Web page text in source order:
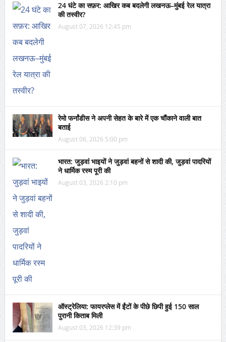
24 घंटे का सफ़र: आखिर कब बदलेगी लखनऊ–मुंबई रेल यात्रा
की तस्वीर?
August 07, 2026 12:45 pm
रेमो फर्नांडीस ने अपनी सेहत के बारे में एक चौंकाने वाली बात
बताई
August 06, 2026 5:00 pm
भारत: जुड़वां भाइयों ने जुड़वां बहनों से शादी की, जुड़वां पादरियों
ने धार्मिक रस्म पूरी की
August 03, 2026 2:10 pm
ऑस्ट्रेलिया: फायरप्लेस में ईंटों के पीछे छिपी हुई 150 साल
पुरानी किताब मिली
August 03, 2026 12:39 pm